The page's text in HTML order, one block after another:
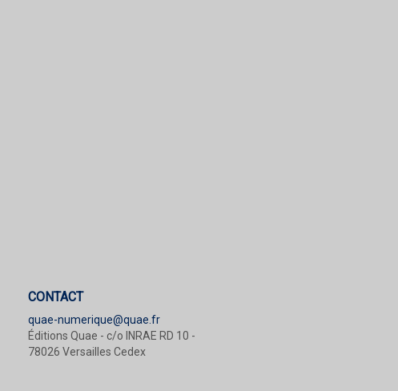
CONTACT
quae-numerique@quae.fr
Éditions Quae - c/o INRAE RD 10 -
78026 Versailles Cedex